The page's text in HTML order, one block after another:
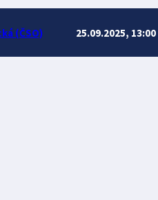
(ČSO) 25.09.2025, 13:00